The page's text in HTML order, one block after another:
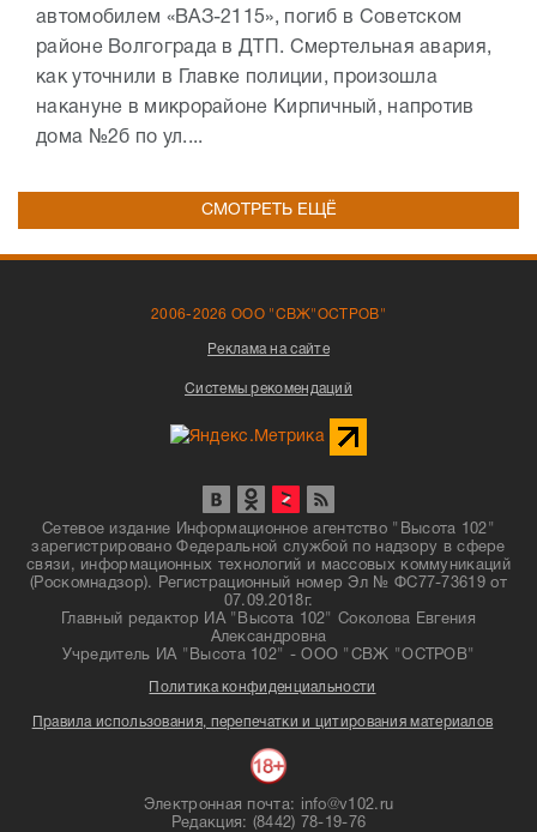
автомобилем «ВАЗ-2115», погиб в Советском
районе Волгограда в ДТП. Смертельная авария,
как уточнили в Главке полиции, произошла
накануне в микрорайоне Кирпичный, напротив
дома №2б по ул....
СМОТРЕТЬ ЕЩЁ
2006-2026 ООО "СВЖ"ОСТРОВ"
Реклама на сайте
Системы рекомендаций
Сетевое издание Информационное агентство "Высота 102"
зарегистрировано Федеральной службой по надзору в сфере
связи, информационных технологий и массовых коммуникаций
(Роскомнадзор). Регистрационный номер Эл № ФС77-73619 от
07.09.2018г.
Главный редактор ИА "Высота 102" Соколова Евгения
Александровна
Учредитель ИА "Высота 102" - ООО "СВЖ "ОСТРОВ"
Политика конфиденциальности
Правила использования, перепечатки и цитирования материалов
Электронная почта: info@v102.ru
Редакция: (8442) 78-19-76